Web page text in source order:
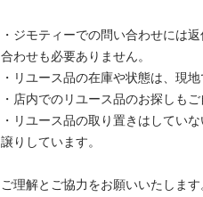
・ジモティーでの問い合わせには
合わせも必要ありません。
・リユース品の在庫や状態は、現
・店内でのリユース品のお探しも
・リユース品の取り置きはしてい
譲りしています。
ご理解とご協力をお願いいたします